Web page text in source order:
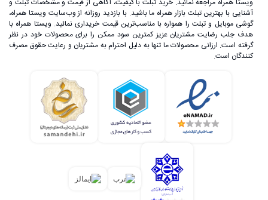
علی‌رغم اینکه گوشی‌های تلفن همراه اولیه، اندازه بسیار بزرگی
داشتند، اما ساخت یک تلفن بی‌سیم که بتوان آن را در هر زمان و
مکان استفاده کرد، خود یک اتفاق بسیار بزرگ در عرصه تکنولوژی
ویستا همراه مراجعه نمائید. خرید تبلت با کیفیت، آگاهی از قیمت و مشخصات تبلت و
آشنایی با بهترین تبلت بازار همراه ما باشید. با بازدید روزانه از وب‌سایت ویستا همراه،
گوشی موبایل و تبلت را همواره با مناسب‌ترین قیمت خریداری نمائید. ویستا همراه با
هدف جلب رضایت مشتریان عزیز کمترین سود ممکن را برای محصولات خود در نظر
گرفته است. ارزانی محصولات ما تنها به دلیل احترام به مشتریان و رعایت حقوق مصرف
کنندگان است.